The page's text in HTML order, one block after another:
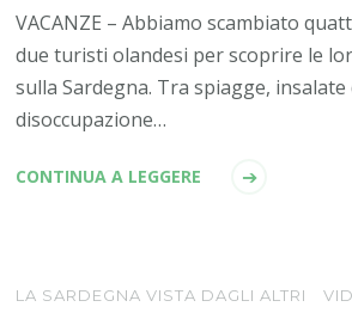
VACANZE – Abbiamo scambiato
due turisti olandesi per scoprire le
sulla Sardegna. Tra spiagge,
disoccupazione…
CONTINUA A LEGGERE
LA SARDEGNA VISTA DAGLI ALTRI